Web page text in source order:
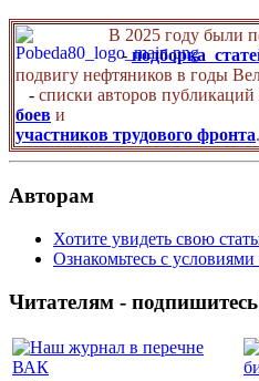
В 2025 году были
- подборка
подвигу нефтяников в годы
- списки авторов
боев и
участников трудового фронта.
Авторам
Хотите увидеть свою
Ознакомьтесь с
Читателям -